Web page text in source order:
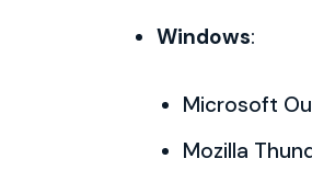
Windows:
Microsoft
Mozilla